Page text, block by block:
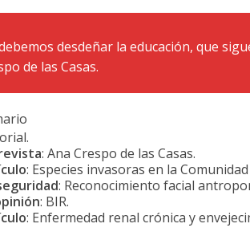
desdeñar la educación, que
de las Casas.
: Ana Crespo de las Casas.
: Especies invasoras en la
: Reconocimiento facial
: BIR.
: Enfermedad renal crónica y